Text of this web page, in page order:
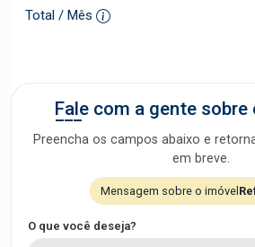
Total / Mês
Fale com a gente
Preencha os campos abaixo e
em breve.
Mensagem sobre o imóvel
O que você deseja?